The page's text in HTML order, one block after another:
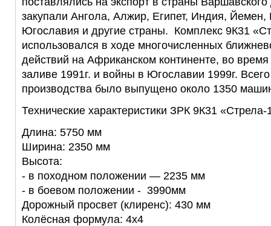
закупали Ангола, Алжир, Египет, Индия,
Югославия и другие страны. Комплекс 9К31
использовался в ходе многочисленных
действий на Африканском континенте, во
заливе 1991г. и войны в Югославии 1999г.
производства было выпущено около 1350
Технические характеристики ЗРК 9К31 «Стрела-
Длина: 5750 мм
Ширина: 2350 мм
Высота:
- в походном положении — 2235 мм
- в боевом положении - 3990мм
Дорожный просвет (клиренс): 430 мм
Колёсная формула: 4х4